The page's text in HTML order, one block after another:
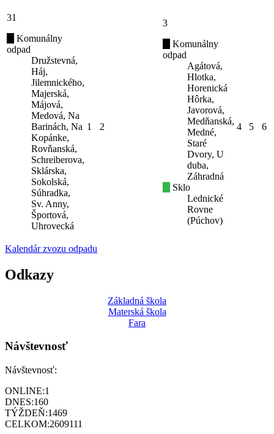
31
Komunálny
odpad
Družstevná,
Háj,
Jilemnického,
Majerská,
Májová,
Medová, Na
Barinách, Na
Kopánke,
Rovňanská,
Schreiberova,
Sklárska,
Sokolská,
Súhradka,
Sv. Anny,
Športová,
Uhrovecká
1 2
3
Komunálny
odpad
Agátová,
Hlotka,
Horenická
Hôrka,
Javorová,
Medňanská,
Medné,
Staré
Dvory, U
duba,
Záhradná
Sklo
Lednické
Rovne
(Púchov)
4 5 6
Kalendár zvozu odpadu
Odkazy
Základná škola
Materská škola
Fara
Návštevnosť
Návštevnosť:
ONLINE:1
DNES:160
TÝŽDEŇ:1469
CELKOM:2609111